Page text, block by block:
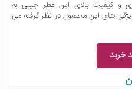
و کیفیت بالای این عطر جیبی به
های این محصول در نظر گرفته می
خرید